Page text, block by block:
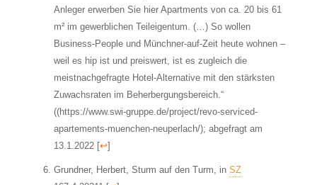
Anleger erwerben Sie hier Apartments von ca. 20 bis 61
m² im gewerblichen Teileigentum. (…) So wollen
Business-People und Münchner-auf-Zeit heute wohnen –
weil es hip ist und preiswert, ist es zugleich die
meistnachgefragte Hotel-Alternative mit den stärksten
Zuwachsraten im Beherbergungsbereich.“
((https://www.swi-gruppe.de/project/revo-serviced-
apartements-muenchen-neuperlach/); abgefragt am
13.1.2022[↩]
Grundner, Herbert, Sturm auf den Turm, in SZ